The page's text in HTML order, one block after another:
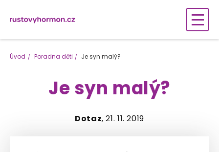
Úvod Poradna děti Je syn malý?
Je syn malý?
Dotaz, 21. 11. 2019